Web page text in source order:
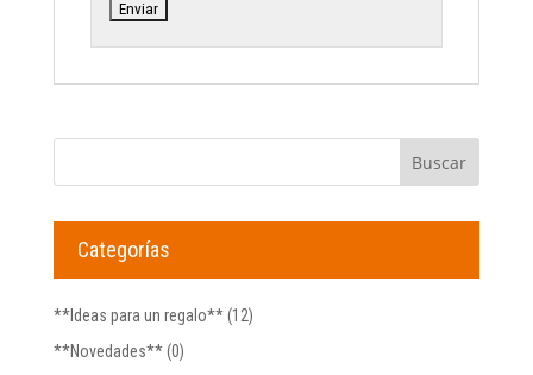
Categorías
**Ideas para un regalo** (12)
**Novedades** (0)